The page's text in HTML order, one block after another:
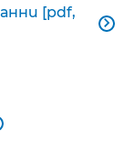
[pdf,
